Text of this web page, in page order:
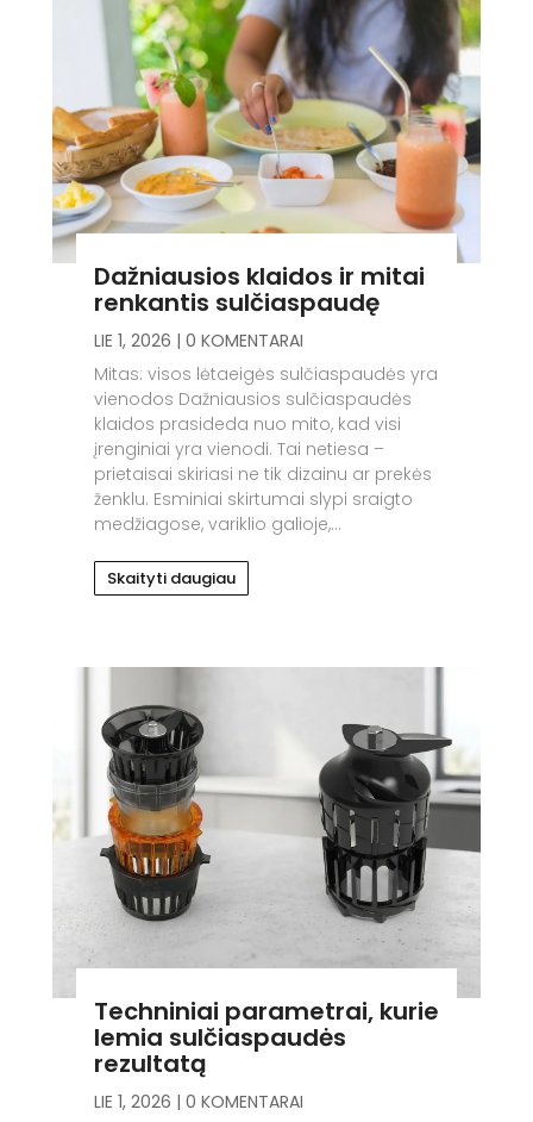
Dažniausios klaidos ir mitai
renkantis sulčiaspaudę
LIE 1, 2026 | 0 KOMENTARAI
Mitas: visos lėtaeigės sulčiaspaudės yra
vienodos Dažniausios sulčiaspaudės
klaidos prasideda nuo mito, kad visi
įrenginiai yra vienodi. Tai netiesa –
prietaisai skiriasi ne tik dizainu ar prekės
ženklu. Esminiai skirtumai slypi sraigto
medžiagose, variklio galioje,...
Skaityti daugiau
Techniniai parametrai, kurie
lemia sulčiaspaudės
rezultatą
LIE 1, 2026 | 0 KOMENTARAI